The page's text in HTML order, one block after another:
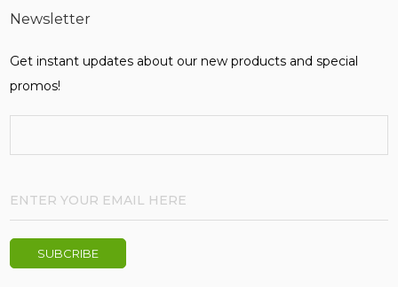
Newsletter
Get instant updates about our new products and special
promos!